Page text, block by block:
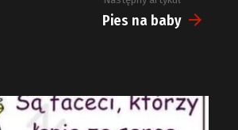
Pies na baby